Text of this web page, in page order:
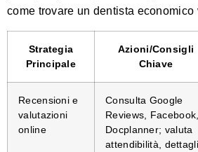
come trovare un dentista economico
Strategia
Principale
Azioni/Consigli
Chiave
Recensioni e
valutazioni
online
Consulta Google
Reviews, Facebook,
Docplanner; valuta
attendibilità, dettagli